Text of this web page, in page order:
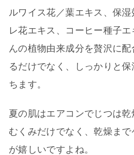
ルワイス花／葉エキス、保
レ花エキス、コーヒー種子エ
んの植物由来成分を贅沢に
るだけでなく、しっかりと
ちます。
夏の肌はエアコンでじつは
むくみだけでなく、乾燥ま
が嬉しいですよね。